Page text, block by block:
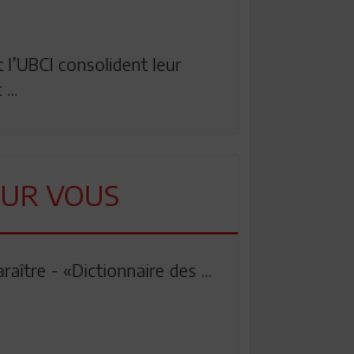
l’UBCI consolident leur
VOUS
- «Dictionnaire des ...